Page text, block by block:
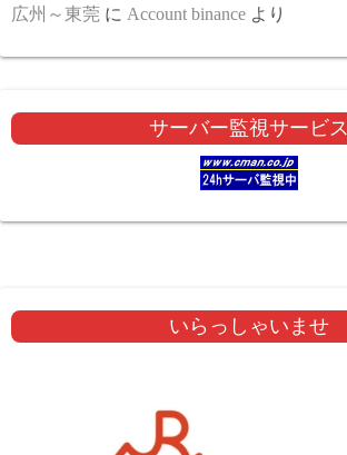
広州～東莞 に Account binance より
サーバー監視サービス
いらっしゃいませ